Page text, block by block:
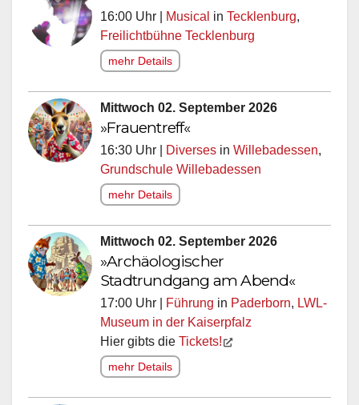
16:00 Uhr | Musical in Tecklenburg,
Freilichtbühne Tecklenburg
mehr Details
Mittwoch 02. September 2026
»Frauentreff«
16:30 Uhr | Diverses in Willebadessen,
Grundschule Willebadessen
mehr Details
Mittwoch 02. September 2026
»Archäologischer
Stadtrundgang am Abend«
17:00 Uhr | Führung in Paderborn, LWL-
Museum in der Kaiserpfalz
Hier gibts die Tickets!
mehr Details